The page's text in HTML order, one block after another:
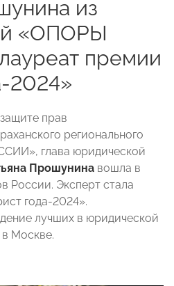
из
«ОПОРЫ
премии
2024»
прав
регионального
глава юридической
Прошунина вошла в
России. Эксперт стала
года-2024».
лучших в юридической
Москве.